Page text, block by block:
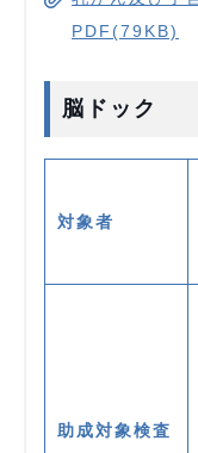
PDF(79KB)
脳ドック
対象者
助成対象検査